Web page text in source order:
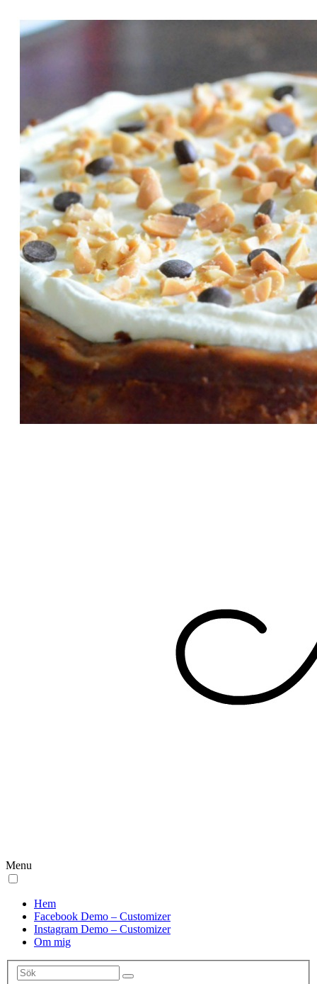
Menu
Hem
Facebook Demo – Customizer
Instagram Demo – Customizer
Om mig